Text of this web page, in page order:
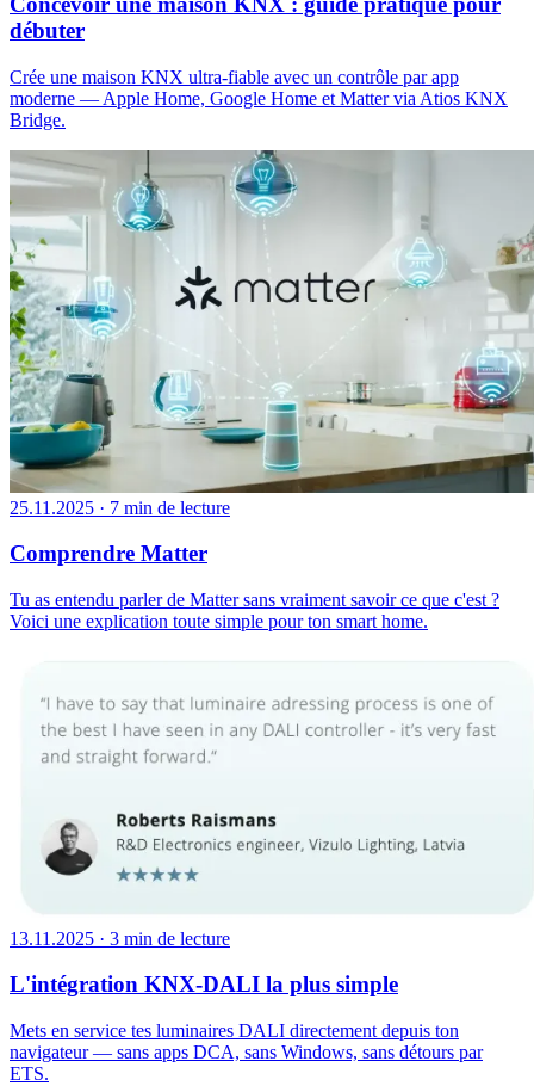
débuter
Crée une maison KNX ultra-fiable avec un contrôle par app
moderne — Apple Home, Google Home et Matter via Atios KNX
Bridge.
25.11.2025 · 7 min de lecture
Comprendre Matter
Tu as entendu parler de Matter sans vraiment savoir ce que c'est ?
Voici une explication toute simple pour ton smart home.
13.11.2025 · 3 min de lecture
L'intégration KNX-DALI la plus simple
Mets en service tes luminaires DALI directement depuis ton
navigateur — sans apps DCA, sans Windows, sans détours par
ETS.